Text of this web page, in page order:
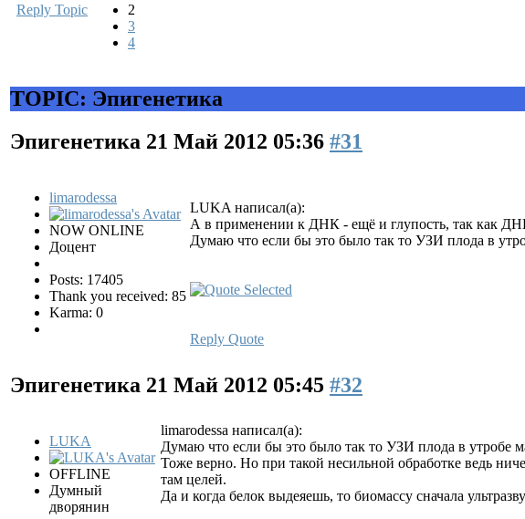
Reply Topic
2
3
4
TOPIC: Эпигенетика
Эпигенетика 21 Май 2012 05:36 #31
limarodessa
NOW ONLINE
Доцент
Posts: 17405
Thank you received: 85
Karma: 0
LUKA написал(а):
А в применении к ДНК - ещё и глупость, так как ДНК
Думаю что если бы это было так то УЗИ плода в
Reply Quote
Эпигенетика 21 Май 2012 05:45 #32
LUKA
OFFLINE
Думный
дворянин
limarodessa написал(а):
Думаю что если бы это было так то УЗИ плода в утробе
Тоже верно. Но при такой несильной обработке ведь
там целей.
Да и когда белок выдеяешь, то биомассу сначала